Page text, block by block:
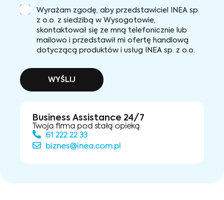
Wyrażam zgodę, aby przedstawiciel INEA sp.
z o.o. z siedzibą w Wysogotowie,
skontaktował się ze mną telefonicznie lub
mailowo i przedstawił mi ofertę handlową
dotyczącą produktów i usług INEA sp. z o.o.
WYŚLIJ
Business Assistance 24/7
Twoja firma pod stałą opieką
61 222 22 33
biznes@inea.com.pl